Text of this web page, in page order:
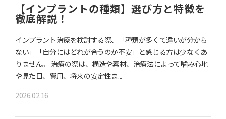
【インプラントの種類】選び方と特徴を
徹底解説！
インプラント治療を検討する際、「種類が多くて違いが分から
ない」「自分にはどれが合うのか不安」と感じる方は少なくあ
りません。 治療の際は、構造や素材、治療法によって噛み心地
や見た目、費用、将来の安定性ま...
2026.02.16